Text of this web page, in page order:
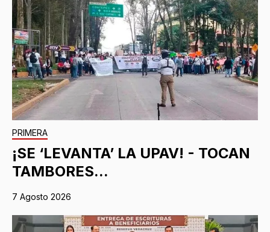
PRIMERA
¡SE ‘LEVANTA’ LA UPAV! - TOCAN
TAMBORES...
7 Agosto 2026